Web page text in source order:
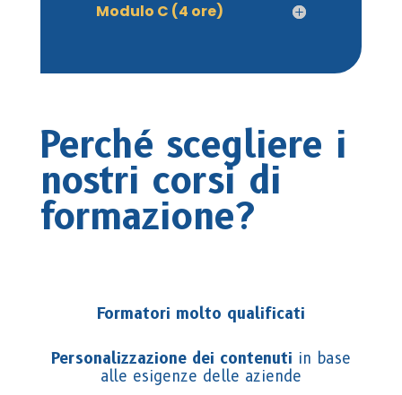
Modulo C (4 ore)
Perché scegliere i
nostri corsi di
formazione?
Formatori molto qualificati
Personalizzazione dei contenuti in base
alle esigenze delle aziende